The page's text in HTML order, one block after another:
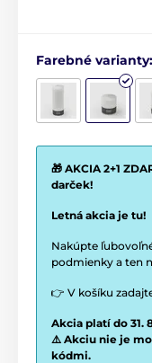
Farebné varianty:
🎁 AKCIA 2+1
darček!
Letná akcia je tu!
Nakúpte
podmienky a ten
👉 V košíku
Akcia platí do 31.
⚠️ Akciu nie je
kódmi.